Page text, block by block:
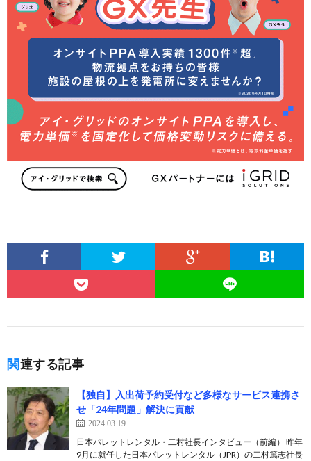
関連する記事
【独自】入出荷予約受付など多様なサービス連携さ
せ「24年問題」解決に貢献
2024.03.19
日本パレットレンタル・二村社長インタビュー（前編） 昨年
9月に就任した日本パレットレンタル（JPR）の二村篤志社長